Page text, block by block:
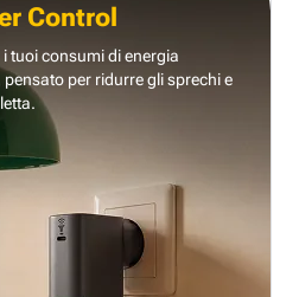
Control
tuoi consumi di energia
per ridurre gli sprechi e